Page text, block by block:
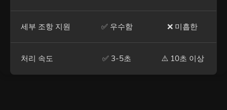
세부 조항 지원 ✅ 우수함 ❌ 미흡한
처리 속도 ✅ 3-5초 ⚠️ 10초 이상